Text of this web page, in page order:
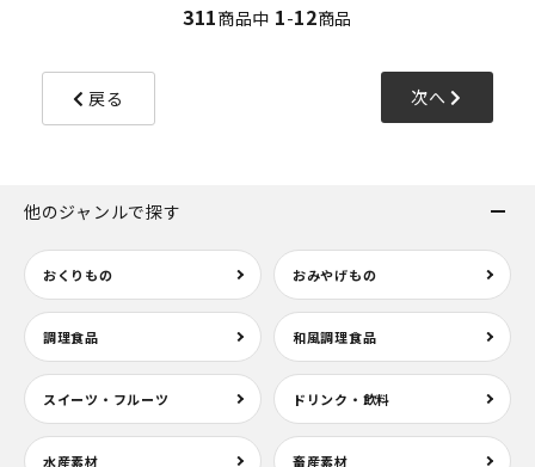
311商品中 1-12商品
戻る 次へ
他のジャンルで探す
おくりもの おみやげもの
調理食品 和風調理食品
スイーツ・フルーツ ドリンク・飲料
水産素材 畜産素材